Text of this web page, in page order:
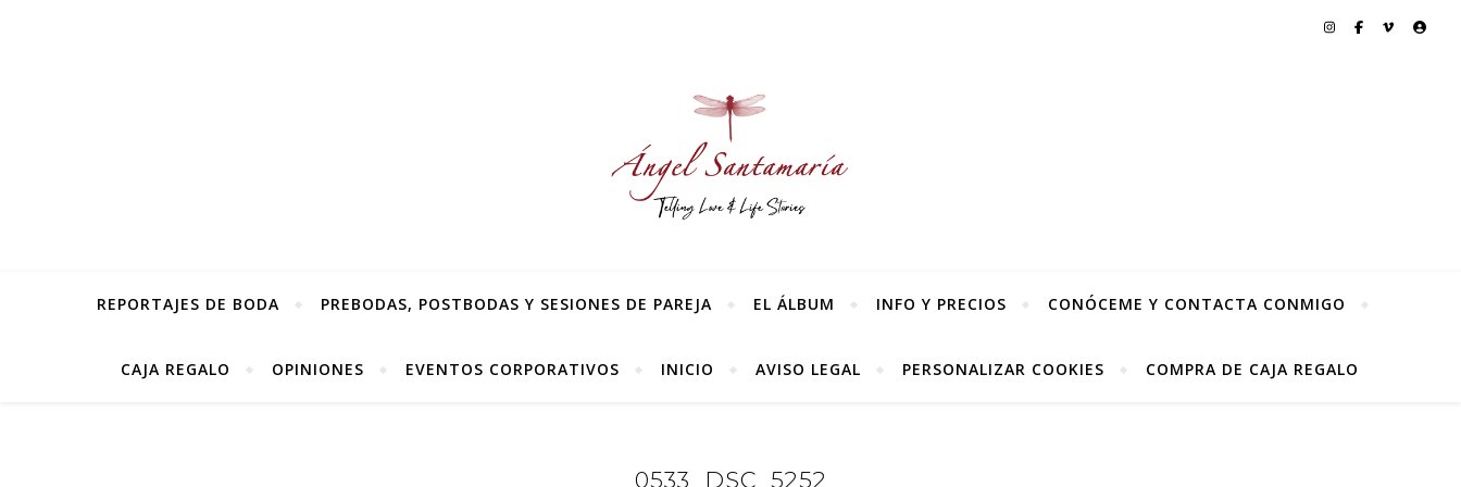
REPORTAJES DE BODA PREBODAS, POSTBODAS Y SESIONES DE PAREJA EL ÁLBUM INFO Y PRECIOS CONÓCEME Y CONTACTA CONMIGO
CAJA REGALO OPINIONES EVENTOS CORPORATIVOS INICIO AVISO LEGAL PERSONALIZAR COOKIES COMPRA DE CAJA REGALO
0533_DSC_5252